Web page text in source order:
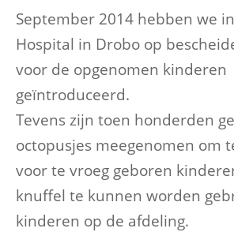
September 2014 hebben we in
Hospital in Drobo op
voor de opgenomen kinderen
geïntroduceerd.
Tevens zijn toen honderden
octopusjes meegenomen om
voor te vroeg geboren
knuffel te kunnen worden
kinderen op de afdeling.